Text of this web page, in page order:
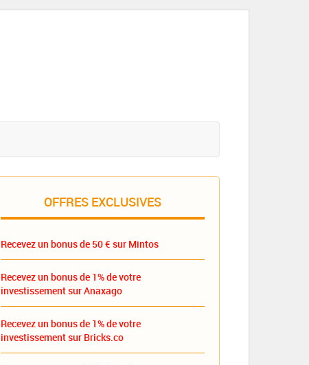
OFFRES EXCLUSIVES
Recevez un bonus de 50 € sur Mintos
Recevez un bonus de 1% de votre
investissement sur Anaxago
Recevez un bonus de 1% de votre
investissement sur Bricks.co